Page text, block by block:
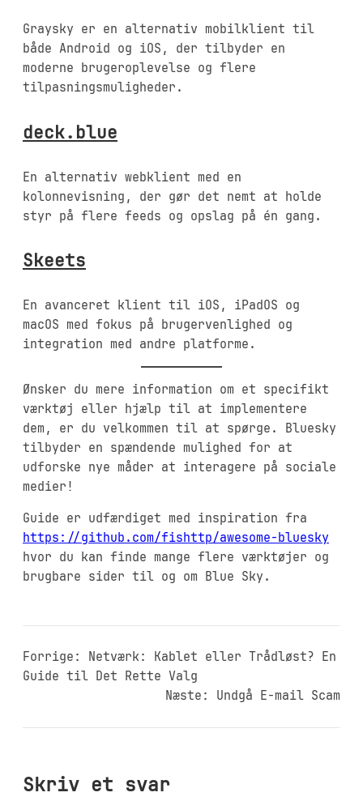
Graysky er en alternativ mobilklient til
både Android og iOS, der tilbyder en
moderne brugeroplevelse og flere
tilpasningsmuligheder.
deck.blue
En alternativ webklient med en
kolonnevisning, der gør det nemt at holde
styr på flere feeds og opslag på én gang.
Skeets
En avanceret klient til iOS, iPadOS og
macOS med fokus på brugervenlighed og
integration med andre platforme.
Ønsker du mere information om et specifikt
værktøj eller hjælp til at implementere
dem, er du velkommen til at spørge. Bluesky
tilbyder en spændende mulighed for at
udforske nye måder at interagere på sociale
medier!
Guide er udfærdiget med inspiration fra
https://github.com/fishttp/awesome-bluesky
hvor du kan finde mange flere værktøjer og
brugbare sider til og om Blue Sky.
Forrige:
Netværk: Kablet eller Trådløst? En
Guide til Det Rette Valg
Næste:
Undgå E-mail Scam
Skriv et svar